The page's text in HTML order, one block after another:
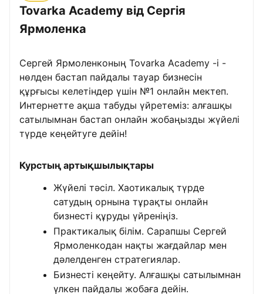
Tovarka Academy від Сергія
Ярмоленка
Сергей Ярмоленконың Tovarka Academy -і -
нөлден бастап пайдалы тауар бизнесін
құрғысы келетіндер үшін №1 онлайн мектеп.
Интернетте ақша табуды үйретеміз: алғашқы
сатылымнан бастап онлайн жобаңызды жүйелі
түрде кеңейтуге дейін!
Курстың артықшылықтары
Жүйелі тәсіл. Хаотикалық түрде
сатудың орнына тұрақты онлайн
бизнесті құруды үйреніңіз.
Практикалық білім. Сарапшы Сергей
Ярмоленкодан нақты жағдайлар мен
дәлелденген стратегиялар.
Бизнесті кеңейту. Алғашқы сатылымнан
үлкен пайдалы жобаға дейін.